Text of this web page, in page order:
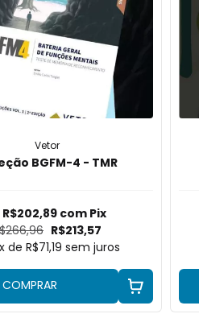
Vetor
BGFM-4 - TMR
R$213,57
R$202,89 com Pix
x de R$71,19 sem juros
COMPRAR